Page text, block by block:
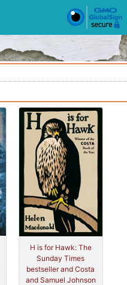
H is for Hawk: The
Sunday Times
bestseller and Costa
and Samuel Johnson